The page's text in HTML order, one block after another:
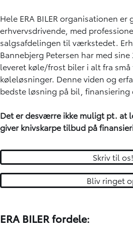
Hele ERA BILER organisationen
erhvervsdrivende, med
salgsafdelingen til værkstedet.
Bannebjerg Petersen har med
leveret køle/frost biler i alt fra
køleløsninger. Denne viden og
bedste løsning på bil,
Det er desværre ikke muligt pt. at
giver knivskarpe tilbud på
Skriv til os!
Bliv ringet
ERA BILER fordele: